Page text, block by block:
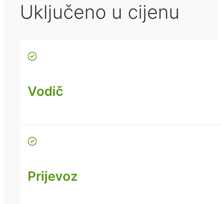
Uključeno u cijenu
Vodič
Prijevoz